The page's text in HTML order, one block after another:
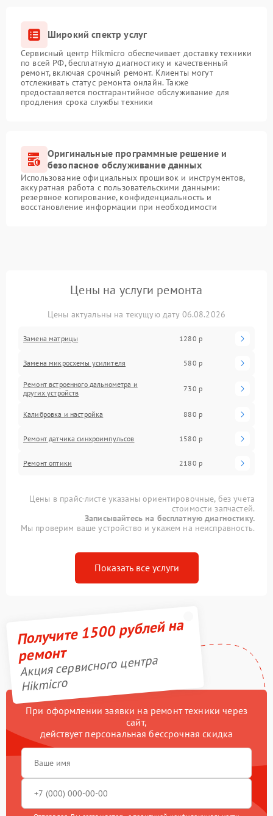
Широкий спектр услуг
Сервисный центр Hikmicro обеспечивает доставку техники
по всей РФ, бесплатную диагностику и качественный
ремонт, включая срочный ремонт. Клиенты могут
отслеживать статус ремонта онлайн. Также
предоставляется постгарантийное обслуживание для
продления срока службы техники
Оригинальные программные решение и
безопасное обслуживание данных
Использование официальных прошивок и инструментов,
аккуратная работа с пользовательскими данными:
резервное копирование, конфиденциальность и
восстановление информации при необходимости
Цены на услуги ремонта
Цены актуальны на текущую дату 06.08.2026
Замена матрицы 1280 р
Замена микросхемы усилителя 580 р
Ремонт встроенного дальнометра и
других устройств
730 р
Калибровка и настройка 880 р
Ремонт датчика синхроимпульсов 1580 р
Ремонт оптики 2180 р
Цены в прайс-листе указаны ориентировочные, без учета
стоимости запчастей.
Записывайтесь на бесплатную диагностику.
Мы проверим ваше устройство и укажем на неисправность.
Показать все услуги
Получите 1500 рублей на
ремонт
Акция сервисного центра
Hikmicro
При оформлении заявки на ремонт техники через
сайт,
действует персональная бессрочная скидка